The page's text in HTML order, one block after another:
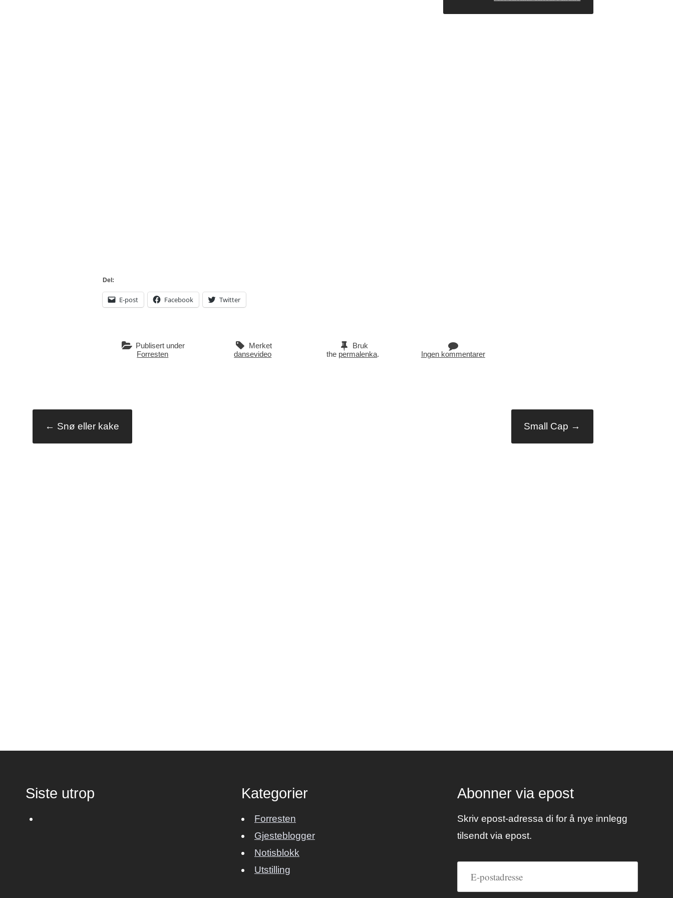
Del:
E-post Facebook Twitter
Publisert under
Forresten
Merket
dansevideo
Bruk
the permalenka. Ingen kommentarer
Innleggsnavigasjon
← Snø eller kake Small Cap →
Siste utrop Kategorier
Forresten
Gjesteblogger
Notisblokk
Utstilling
Abonner via epost
Skriv epost-adressa di for å nye innlegg
tilsendt via epost.